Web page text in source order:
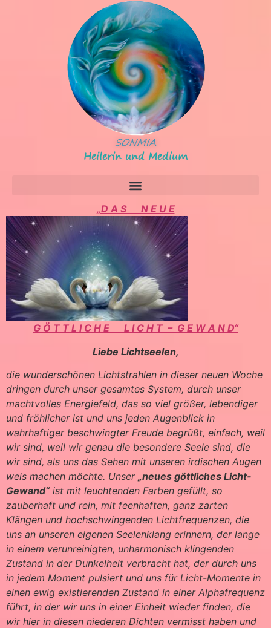
SONMIA
Heilerin und Medium
„D A S N E U E
G Ö T T L I C H E L I C H T – G E W A N D“
Liebe Lichtseelen,
die wunderschönen Lichtstrahlen in dieser neuen Woche
dringen durch unser gesamtes System, durch unser
machtvolles Energiefeld, das so viel größer, lebendiger
und fröhlicher ist und uns jeden Augenblick in
wahrhaftiger beschwingter Freude begrüßt, einfach, weil
wir sind, weil wir genau die besondere Seele sind, die
wir sind, als uns das Sehen mit unseren irdischen Augen
weis machen möchte. Unser „neues göttliches Licht-
Gewand“ist mit leuchtenden Farben gefüllt, so
zauberhaft und rein, mit feenhaften, ganz zarten
Klängen und hochschwingenden Lichtfrequenzen, die
uns an unseren eigenen Seelenklang erinnern, der lange
in einem verunreinigten, unharmonisch klingenden
Zustand in der Dunkelheit verbracht hat, der durch uns
in jedem Moment pulsiert und uns für Licht-Momente in
einen ewig existierenden Zustand in einer Alphafrequenz
führt, in der wir uns in einer Einheit wieder finden, die
wir hier in diesen niederen Dichten vermisst haben und